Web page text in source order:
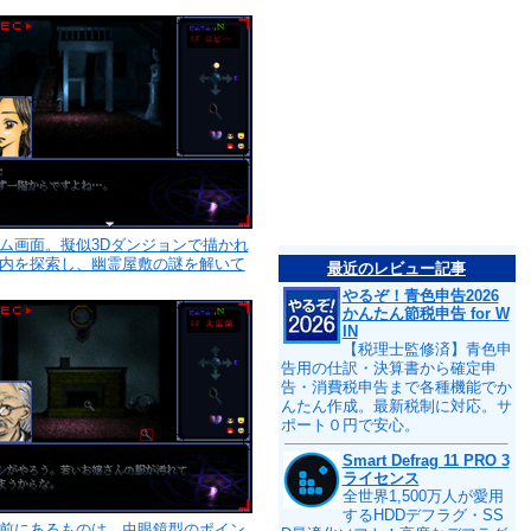
画面。擬似3Dダンジョンで描かれ
を探索し、幽霊屋敷の謎を解いて
最近のレビュー記事
やるぞ！青色申告2026
かんたん節税申告 for W
IN
【税理士監修済】青色申
告用の仕訳・決算書から確定申
告・消費税申告まで各種機能でか
んたん作成。最新税制に対応。サ
ポート０円で安心。
Smart Defrag 11 PRO 3
ライセンス
全世界1,500万人が愛用
するHDDデフラグ・SS